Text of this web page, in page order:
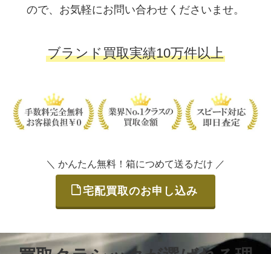
ので、お気軽にお問い合わせくださいませ。
ブランド買取実績10万件以上
＼ かんたん無料！箱につめて送るだけ ／
宅配買取のお申し込み